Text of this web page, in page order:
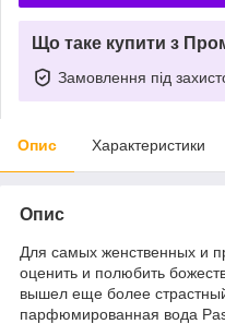
Що таке купити з
Замовлення під
Опис Характеристики
Опис
Для самых женственных и
оценить и полюбить
вышел еще более
парфюмированная вода